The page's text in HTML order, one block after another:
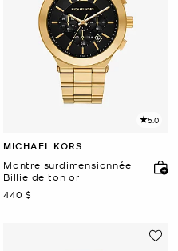
5.0
MICHAEL KORS
Montre surdimensionnée
Billie de ton or
maintenant
440 $